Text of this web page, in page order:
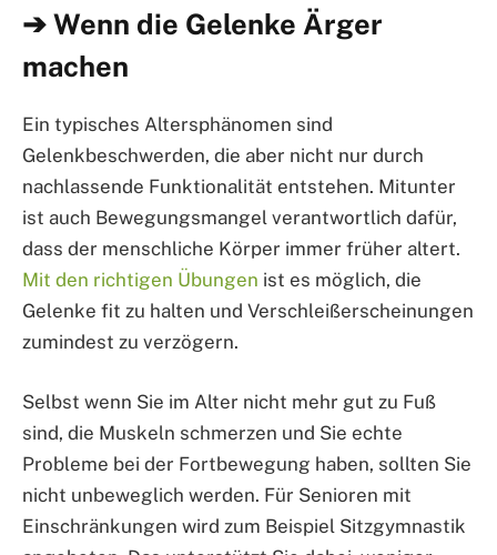
➔ Wenn die Gelenke Ärger
machen
Ein typisches Altersphänomen sind
Gelenkbeschwerden, die aber nicht nur durch
nachlassende Funktionalität entstehen. Mitunter
ist auch Bewegungsmangel verantwortlich dafür,
dass der menschliche Körper immer früher altert.
Mit den richtigen Übungen ist es möglich, die
Gelenke fit zu halten und Verschleißerscheinungen
zumindest zu verzögern.
Selbst wenn Sie im Alter nicht mehr gut zu Fuß
sind, die Muskeln schmerzen und Sie echte
Probleme bei der Fortbewegung haben, sollten Sie
nicht unbeweglich werden. Für Senioren mit
Einschränkungen wird zum Beispiel Sitzgymnastik